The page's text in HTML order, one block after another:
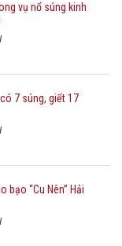
vụ nổ súng kinh
7 súng, giết 17
bạo “Cu Nên” Hải